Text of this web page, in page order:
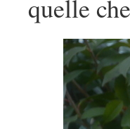
quelle